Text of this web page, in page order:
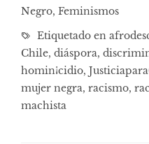
Negro, Feminismos
Etiquetado en
Chile, diáspora,
homin¡cidio,
mujer negra, racismo,
machista